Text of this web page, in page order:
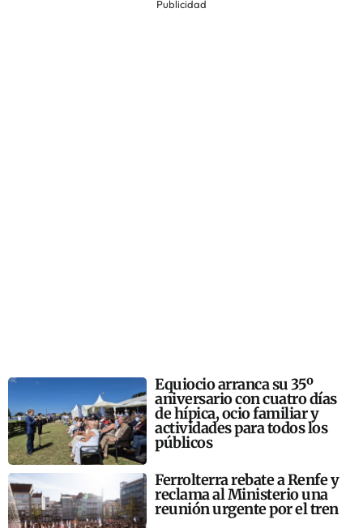
Publicidad
Equiocio arranca su 35º
aniversario con cuatro días
de hípica, ocio familiar y
actividades para todos los
públicos
Ferrolterra rebate a Renfe y
reclama al Ministerio una
reunión urgente por el tren